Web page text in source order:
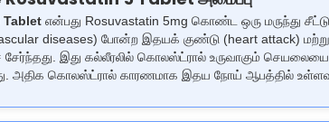
Tablet என்பது Rosuvastatin 5mg கொண்ட ஒரு மருந்து
diseases) போன்ற இதயக் குண்டு (heart attack)
சேர்ந்தது. இது கல்லீரலில் கொலஸ்ட்ரால் உருவாகும்
அதிக கொலஸ்ட்ரால் காரணமாக இதய நோய் ஆபத்தில்